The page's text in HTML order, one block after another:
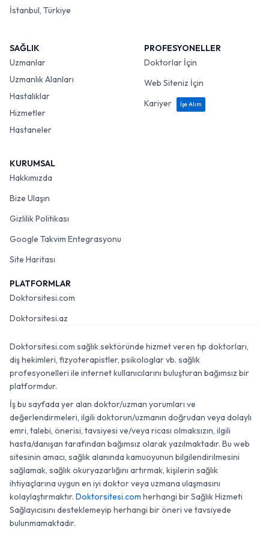
İstanbul, Türkiye
SAĞLIK
Uzmanlar
Uzmanlık Alanları
Hastalıklar
Hizmetler
Hastaneler
PROFESYONELLER
Doktorlar İçin
Web Siteniz İçin
Kariyer
İşe Alım
KURUMSAL
Hakkımızda
Bize Ulaşın
Gizlilik Politikası
Google Takvim Entegrasyonu
Site Haritası
PLATFORMLAR
Doktorsitesi.com
Doktorsitesi.az
Doktorsitesi.com sağlık sektöründe hizmet veren tıp doktorları,
diş hekimleri, fizyoterapistler, psikologlar vb. sağlık
profesyonelleri ile internet kullanıcılarını buluşturan bağımsız bir
platformdur.
İş bu sayfada yer alan doktor/uzman yorumları ve
değerlendirmeleri, ilgili doktorun/uzmanın doğrudan veya dolaylı
emri, talebi, önerisi, tavsiyesi ve/veya ricası olmaksızın, ilgili
hasta/danışan tarafından bağımsız olarak yazılmaktadır. Bu web
sitesinin amacı, sağlık alanında kamuoyunun bilgilendirilmesini
sağlamak, sağlık okuryazarlığını artırmak, kişilerin sağlık
ihtiyaçlarına uygun en iyi doktor veya uzmana ulaşmasını
kolaylaştırmaktır. Doktorsitesi.com herhangi bir Sağlık Hizmeti
Sağlayıcısını desteklemeyip herhangi bir öneri ve tavsiyede
bulunmamaktadır.